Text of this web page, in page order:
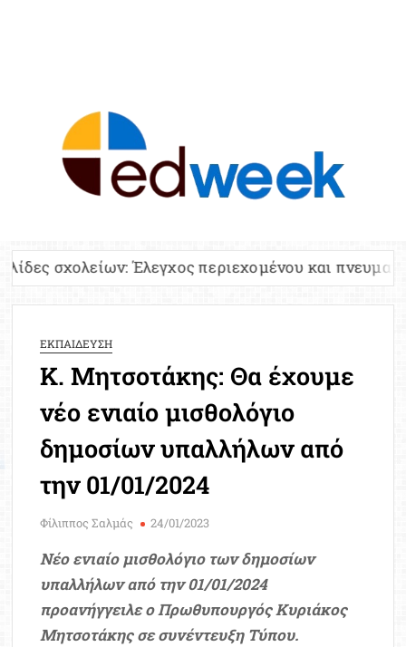
Έλεγχος περιεχομένου και πνευματικών
ΕΚΠΑΙΔΕΥΣΗ
Κ. Μητσοτάκης: Θα έχουμε
νέο ενιαίο μισθολόγιο
δημοσίων υπαλλήλων από
την 01/01/2024
Φίλιππος Σαλμάς 24/01/2023
Νέο ενιαίο μισθολόγιο των δημοσίων
υπαλλήλων από την 01/01/2024
προανήγγειλε ο Πρωθυπουργός Κυριάκος
Μητσοτάκης σε συνέντευξη Τύπου.